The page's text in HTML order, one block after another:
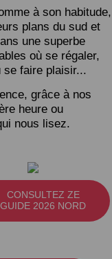
à son habitude,
plans du sud et
une superbe
où se régaler,
se faire plaisir...
grâce à nos
heure ou
nous lisez.
CONSULTEZ ZE
GUIDE 2026 NORD